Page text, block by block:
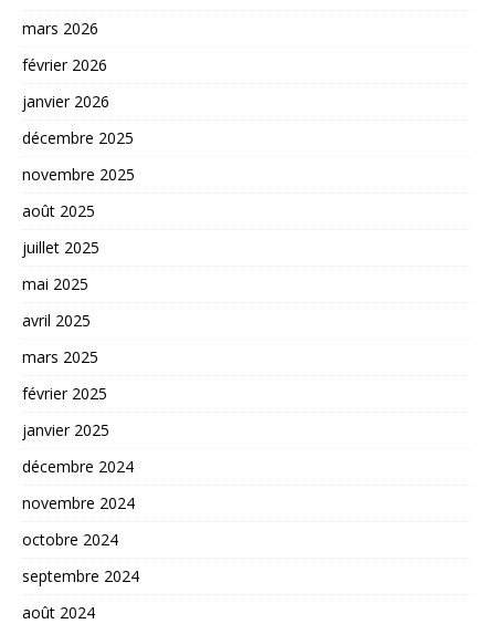
mars 2026
février 2026
janvier 2026
décembre 2025
novembre 2025
août 2025
juillet 2025
mai 2025
avril 2025
mars 2025
février 2025
janvier 2025
décembre 2024
novembre 2024
octobre 2024
septembre 2024
août 2024